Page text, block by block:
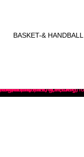
BASKET-& HANDBALL